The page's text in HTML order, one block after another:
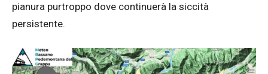
pianura purtroppo dove continuerà la siccità
persistente.